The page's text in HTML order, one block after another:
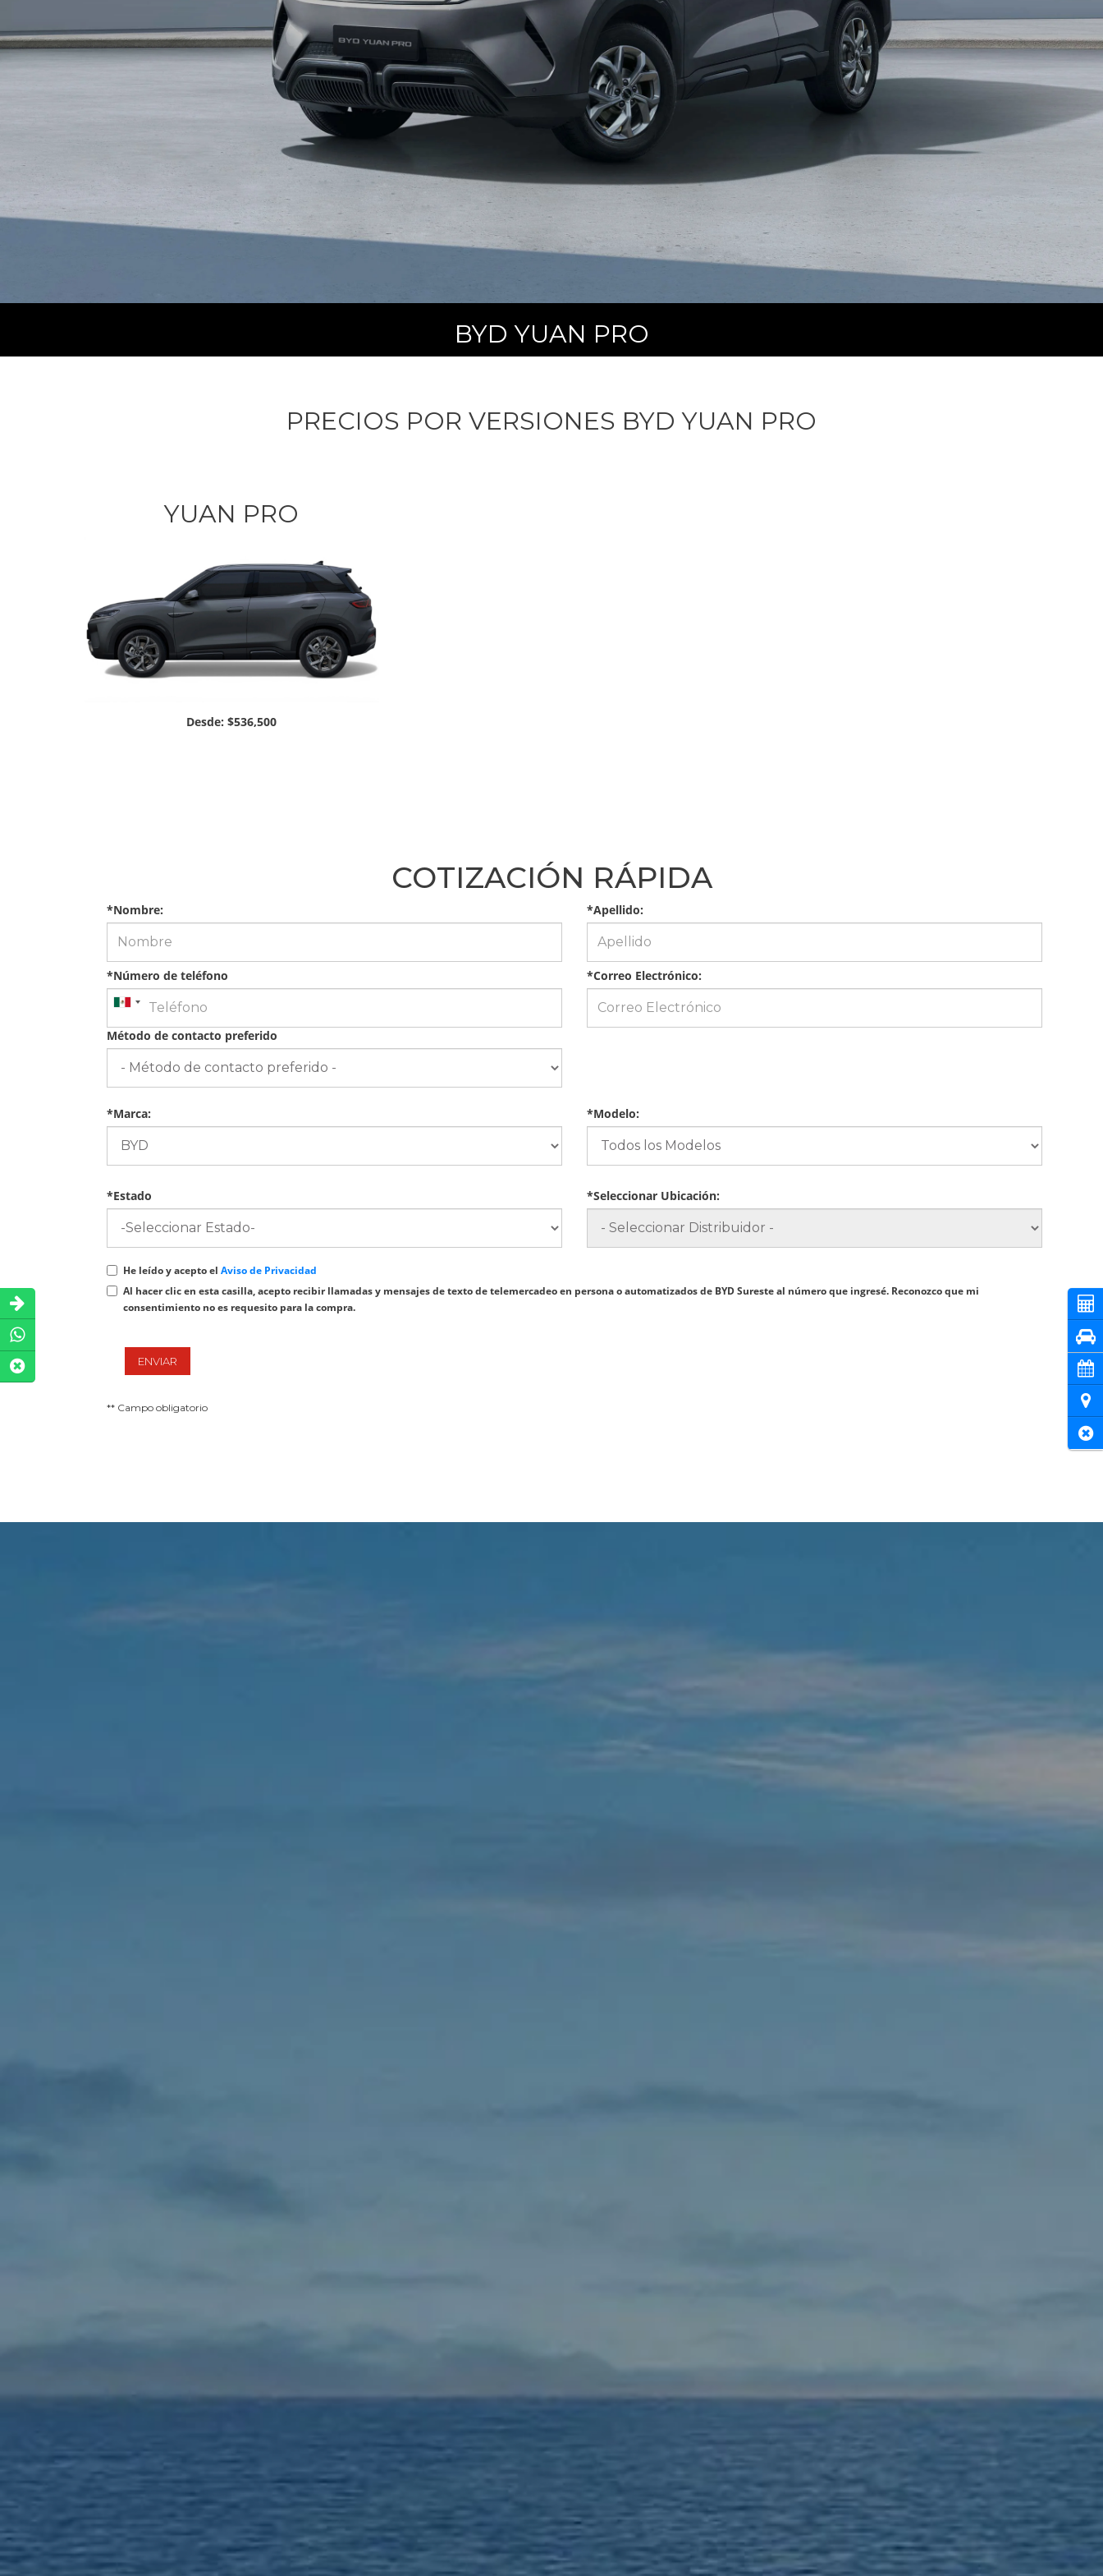
BYD YUAN PRO
PRECIOS POR VERSIONES BYD YUAN PRO
YUAN PRO
Desde: $536,500
COTIZACIÓN RÁPIDA
*Nombre: *Apellido:
*Número de teléfono *Correo Electrónico:
Método de contacto preferido
*Marca: *Modelo:
*Estado *Seleccionar Ubicación:
He leído y acepto el Aviso de Privacidad
Al hacer clic en esta casilla, acepto recibir llamadas y mensajes de texto de telemercadeo en persona o automatizados de BYD Sureste al número que ingresé. Reconozco que mi
consentimiento no es requesito para la compra.
ENVIAR
** Campo obligatorio